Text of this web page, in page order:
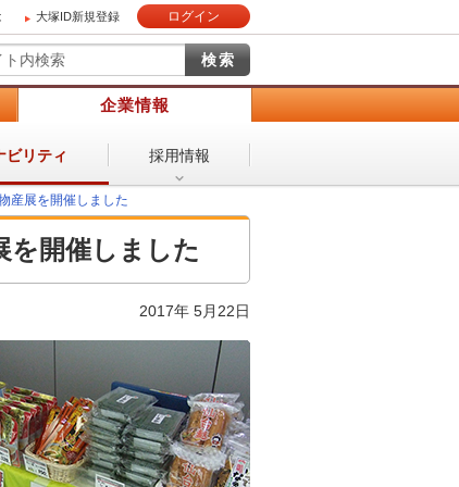
大塚ID新規登録 ログイン
企業情報
ビリティ 採用情報
産展を開催しました
開催しました
2017年 5月22日